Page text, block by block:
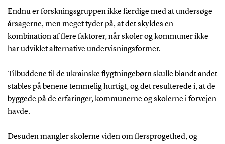
Endnu er forskningsgruppen ikke færdige med at undersøge
årsagerne, men meget tyder på, at det skyldes en
kombination af flere faktorer, når skoler og kommuner ikke
har udviklet alternative undervisningsformer.
Tilbuddene til de ukrainske flygtningebørn skulle blandt andet
stables på benene temmelig hurtigt, og det resulterede i, at de
byggede på de erfaringer, kommunerne og skolerne i forvejen
havde.
Desuden mangler skolerne viden om flersprogethed, og